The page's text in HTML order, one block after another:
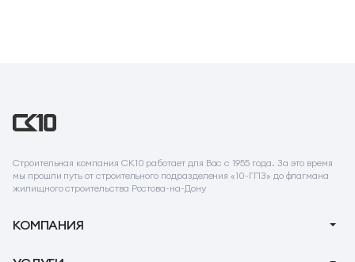
Строительная компания СК10 работает для Вас с 1955 года. За это время
мы прошли путь от строительного подразделения «10-ГПЗ» до флагмана
жилищного строительства Ростова-на-Дону
КОМПАНИЯ
О компании